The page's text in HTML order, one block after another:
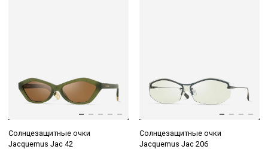
Солнцезащитные очки
Jacquemus Jac 42
Солнцезащитные очки
Jacquemus Jac 206